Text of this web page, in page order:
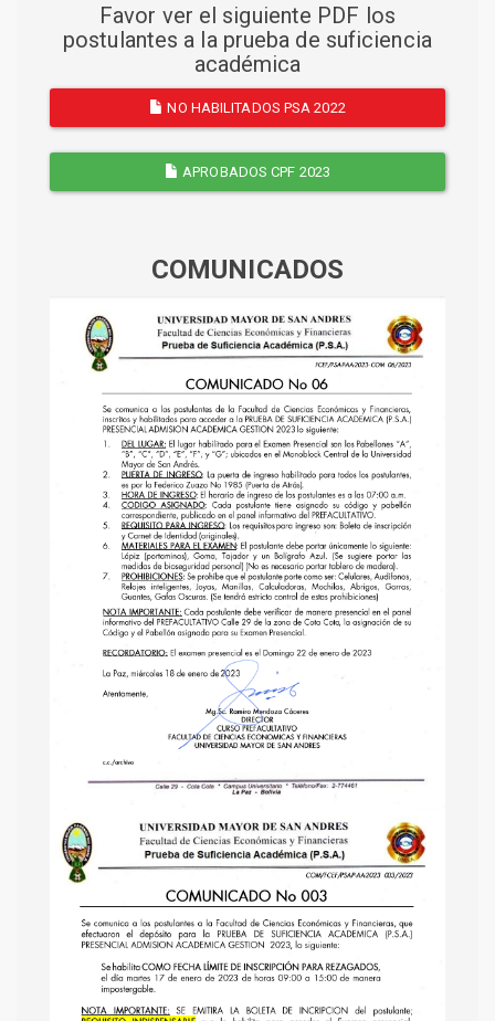
Favor ver el siguiente PDF los
postulantes a la prueba de suficiencia
académica
NO HABILITADOS PSA 2022
APROBADOS CPF 2023
COMUNICADOS